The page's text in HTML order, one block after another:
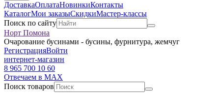
ДоставкаОплатаНовинкиКонтакты
КаталогМои заказыСкидкиМастер-классы
Поиск по сайту
Норт Помона
Очарование бусинами - бусины, фурнитура, жемчуг
РегистрацияВойти
интернет-магазин
8 965 700 10 60
Отвечаем в MAX
Поиск товаров